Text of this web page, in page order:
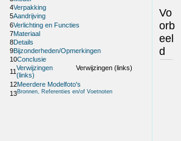
4Verpakking
5Aandrijving
6Verlichting en Functies
7Materiaal
8Details
9Bijzonderheden/Opmerkingen
10Conclusie
11Verwijzingen
(links)
Verwijzingen (links)
12Meerdere Modelfoto's
13Bronnen, Referenties en/of Voetnoten
Vo
orb
eel
d